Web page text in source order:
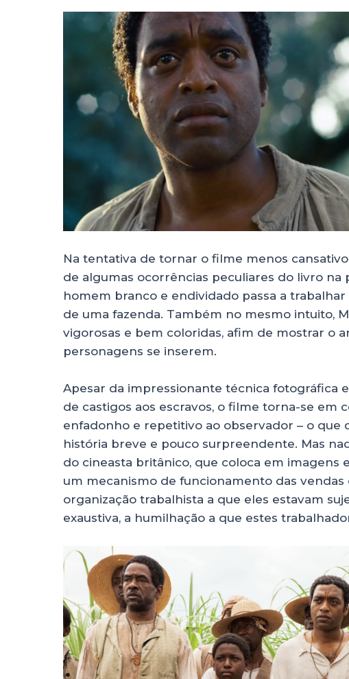
Na tentativa de tornar o filme menos
de algumas ocorrências peculiares do livro
homem branco e endividado passa a
de uma fazenda. Também no mesmo intuito,
vigorosas e bem coloridas, afim de mostrar o
personagens se inserem.
Apesar da impressionante técnica fotográfica
de castigos aos escravos, o filme torna-se
enfadonho e repetitivo ao observador – o que
história breve e pouco surpreendente. Mas
do cineasta britânico, que coloca em imagens
um mecanismo de funcionamento das vendas
organização trabalhista a que eles estavam
exaustiva, a humilhação a que estes